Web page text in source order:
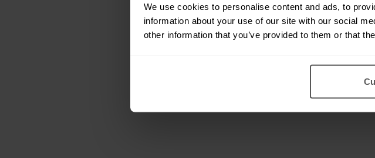
We use cookies to personalise content and ads, to
information about your use of our site with our social
other information that you’ve provided to them or that
Z doświadczenia zalecam postępować
przy tworzeniu własnych reguł. W
systemu. Stąd sugeruje by